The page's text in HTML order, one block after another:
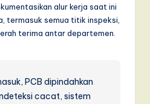
alur kerja saat ini
termasuk semua titik inspeksi,
terima antar departemen.
PCB dipindahkan
cacat, sistem